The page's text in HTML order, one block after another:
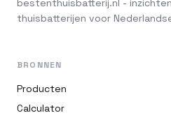
thuisbatterijen voor
BRONNEN
Producten
Calculator